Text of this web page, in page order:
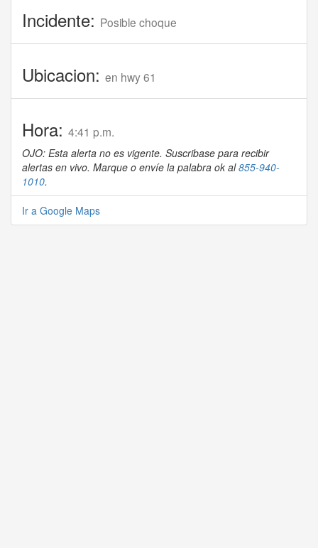
Incidente: Posible choque
Ubicacion: en hwy 61
Hora: 4:41 p.m.
OJO: Esta alerta no es vigente. Suscribase para recibir
alertas en vivo. Marque o envíe la palabra ok al855-940-
1010.
Ir a Google Maps